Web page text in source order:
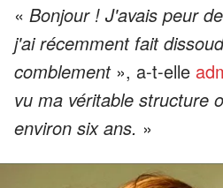
« Bonjour ! J'avais peur
j'ai récemment fait
comblement», a-t-elle
vu ma véritable structure
environ six ans. »